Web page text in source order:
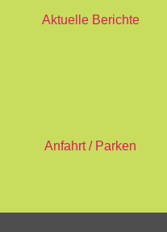
Aktuelle Berichte
Anfahrt / Parken